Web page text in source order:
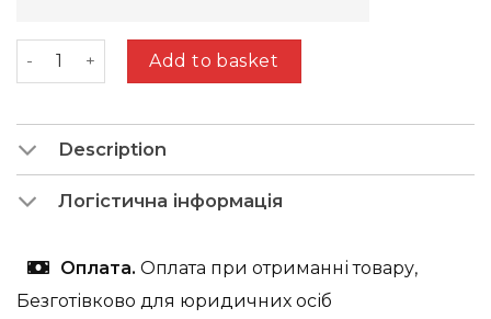
Heming D (a shelf 800) a slate grey 0171 + coast
Add to basket
Description
Логістична інформація
Оплата. Оплата при отриманні товару,
Безготівково для юридичних осіб